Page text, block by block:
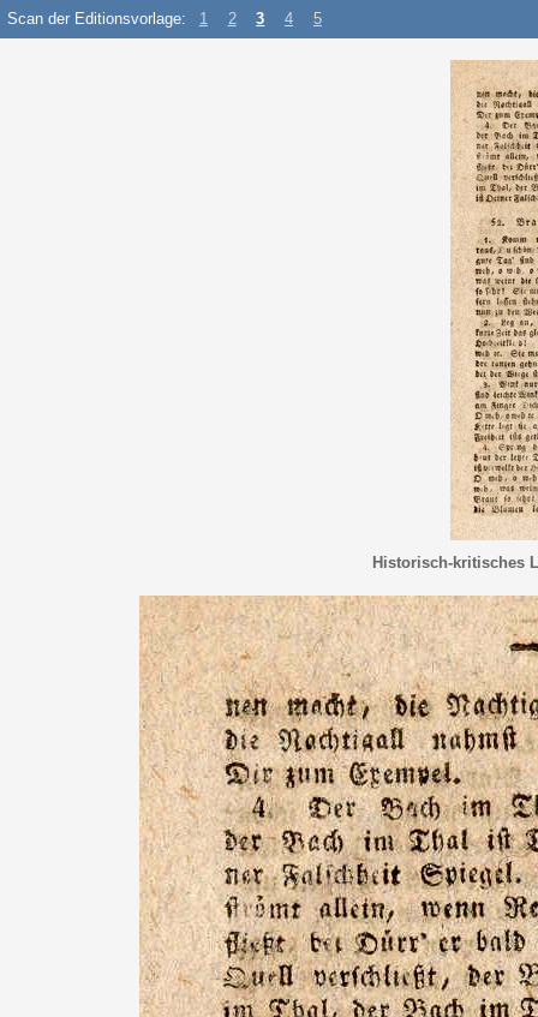
Scan der Editionsvorlage: 1 2 3 4 5
Historisch-kritisches